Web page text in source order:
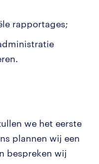
rapportages;
we het eerste
plannen wij een
bespreken wij